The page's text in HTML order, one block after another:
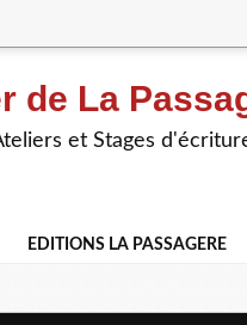
de La
et Stages
EDITIONS LA PASSAGERE